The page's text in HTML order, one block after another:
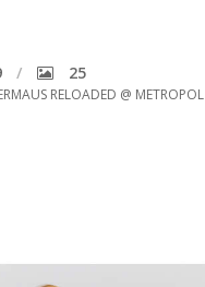
25
RELOADED @ METROPOL